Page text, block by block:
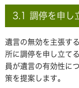
3.1 調停を申し
遺言の無効を主張す
所に調停を申し立て
員が遺言の有効性に
策を提案します。